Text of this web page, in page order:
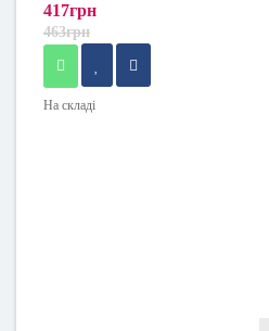
417грн
463грн
На складі